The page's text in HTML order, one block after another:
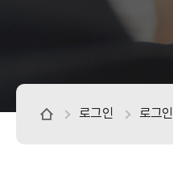
로그인 로그인